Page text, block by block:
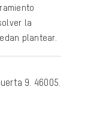
la
plantear.
9. 46005.